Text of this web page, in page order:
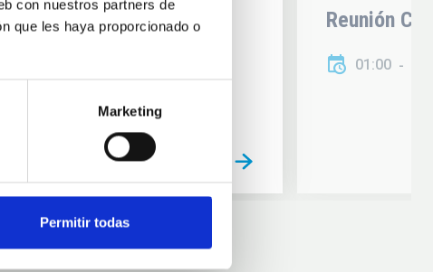
con nuestros partners de
que les haya proporcionado o
Marketing
Permitir todas
2026 Reunión
01:00